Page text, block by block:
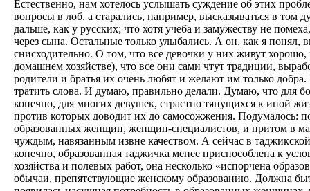
Естественно, нам хотелось услышать суждение об этих
вопросы в лоб, а старались, например, высказываться в том
дальше, как у русских; что хотя учеба и замужеству не
через сына. Остальные только улыбались. А он, как я
снисходительно. О том, что все девочки у них живут
домашнем хозяйстве), что все они сами чтут традиции,
родители и братья их очень любят и желают им только
тратить слова. И думаю, правильно делали. Думаю, что для
конечно, для многих девушек, страстно тянущихся к иной
против которых доводит их до самосожжения. Подумалось:
образованных женщин, женщин-специалистов, и притом в
чуждым, навязанным извне качеством. А сейчас в
конечно, образованная таджичка менее приспособлена к
хозяйства и полевых работ, она несколько «испорчена
обычаи, препятствующие женскому образованию. Должна